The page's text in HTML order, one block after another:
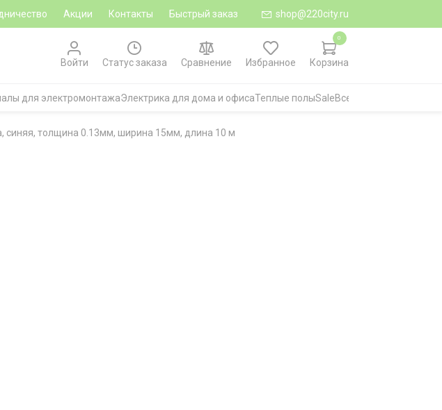
Акции Контакты Быстрый заказ shop@220city.ru
Войти
Статус заказа Сравнение Избранное Корзина
0
для электромонтажаЭлектрика для дома и офисаТеплые полыSaleВсе категории
синяя, толщина 0.13мм, ширина 15мм, длина 10 м